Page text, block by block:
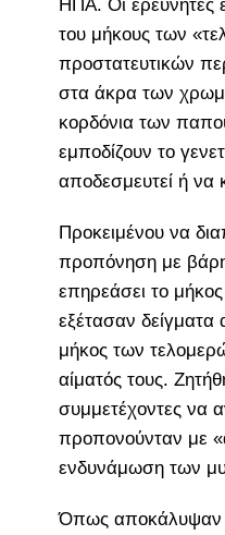
ΗΠΑ. Οι ερευνητές
του μήκους των
προστατευτικών
στα άκρα των
κορδόνια των
εμποδίζουν το
αποδεσμευτεί ή να
Προκειμένου να
προπόνηση με
επηρεάσει το
εξέτασαν δείγματα
μήκος των
αίματός τους.
συμμετέχοντες να
προπονούνταν με
ενδυνάμωση των
Όπως αποκάλυψαν